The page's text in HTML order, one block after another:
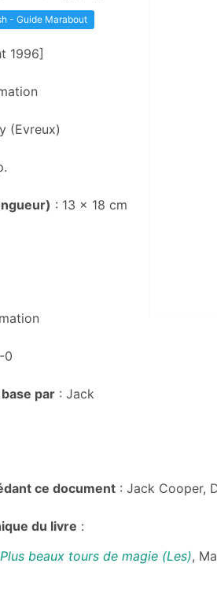
- Guide Marabout
1996]
(Evreux)
: 13 x 18 cm
0
par : Jack
ce document : Jack Cooper,
du livre :
Plus beaux tours de magie (Les),